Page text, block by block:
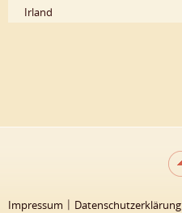
Irland
Impressum Datenschutzerklärung